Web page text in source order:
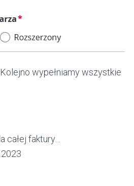
wypełniamy wszystkie
całej faktury…